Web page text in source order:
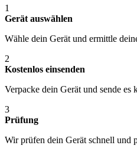
1
Gerät auswählen
Wähle dein Gerät und ermittle
2
Kostenlos einsenden
Verpacke dein Gerät und sende es
3
Prüfung
Wir prüfen dein Gerät schnell und